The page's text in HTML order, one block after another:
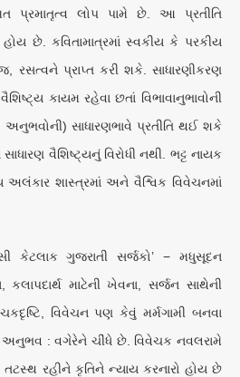
પ્રમાતૃત્વ લોપ પામે છે. આ પ્રતીતિ
હોય છે. કવિતામાત્રમાં સ્વકીય કે પરકીય
રસત્વને પ્રાપ્ત કરી શકે. સાધારણીકરણ
કાયમ રહેવા છતાં વિભાવાનુભાવોની
અનુભવોની) સાધારણભાવે પ્રતીતિ થઈ શકે
વૈશિષ્ટ્યનું વિરોધી નથી. ભટ્ટ નાયક
શાસ્ત્રમાં અને વૈશ્વિક વિવેચનમાં
કેટલાક ગુજરાતી સર્જકો’ − મધુસૂદન
કલાપદાર્થ માટેની ખેવના, સર્જન સાથેની
વિવેચન પણ કેવું મર્મગામી બનવા
અનુભવ : વગેરેને ચીંધે છે. વિવેચક નવલરામે
રહીને કૃતિને ન્યાય કરનારો હોય છે